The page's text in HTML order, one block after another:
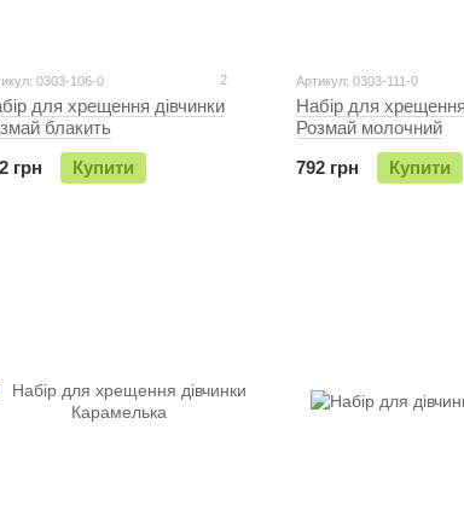
0303-106-0 2
для хрещення дiвчинки
блакить
грн
Купити
Артикул: 0303-111-0
Набір для
Розмай молочний
792 грн
Купити